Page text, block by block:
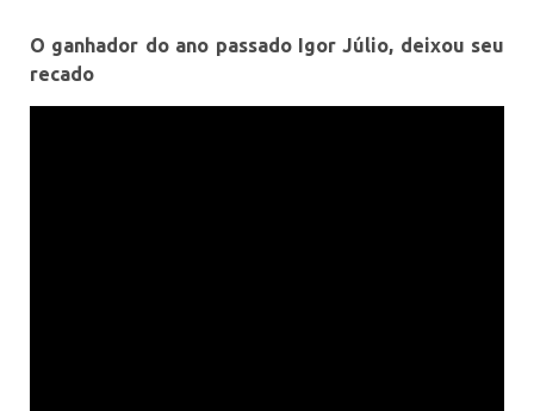
O ganhador do ano passado Igor Júlio, deixou seu
recado